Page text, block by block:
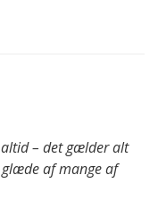
– det gælder alt
af mange af